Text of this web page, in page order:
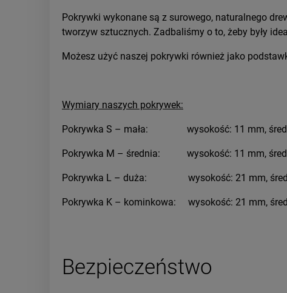
Pokrywki wykonane są z surowego, naturalnego
tworzyw sztucznych. Zadbaliśmy o to, żeby były
Możesz użyć naszej pokrywki również jako
Wymiary naszych pokrywek:
Pokrywka S – mała: wysokość: 11 mm,
Pokrywka M – średnia: wysokość: 11 mm,
Pokrywka L – duża: wysokość: 21 mm,
Pokrywka K – kominkowa: wysokość: 21 mm,
Bezpieczeństwo